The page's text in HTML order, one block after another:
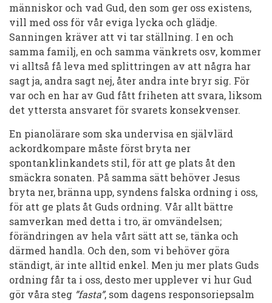
människor och vad Gud, den som ger oss existens,
vill med oss för vår eviga lycka och glädje.
Sanningen kräver att vi tar ställning. I en och
samma familj, en och samma vänkrets osv, kommer
vi alltså få leva med splittringen av att några har
sagt ja, andra sagt nej, åter andra inte bryr sig. För
var och en har av Gud fått friheten att svara, liksom
det yttersta ansvaret för svarets konsekvenser.
En pianolärare som ska undervisa en självlärd
ackordkompare måste först bryta ner
spontanklinkandets stil, för att ge plats åt den
smäckra sonaten. På samma sätt behöver Jesus
bryta ner, bränna upp, syndens falska ordning i oss,
för att ge plats åt Guds ordning. Vår allt bättre
samverkan med detta i tro, är omvändelsen;
förändringen av hela vårt sätt att se, tänka och
därmed handla. Och den, som vi behöver göra
ständigt, är inte alltid enkel. Men ju mer plats Guds
ordning får ta i oss, desto mer upplever vi hur Gud
gör våra steg ”fasta”, som dagens responsoriepsalm